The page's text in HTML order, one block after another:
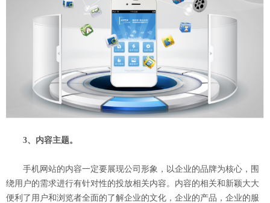
3、内容主题。
手机网站的内容一定要展现公司形象，以企业的品牌为核心，围
绕用户的需求进行有针对性的投放相关内容。内容的相关和新颖大大
便利了用户和浏览者全面的了解企业的文化，企业的产品，企业的服